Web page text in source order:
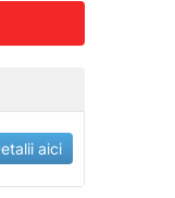
aici